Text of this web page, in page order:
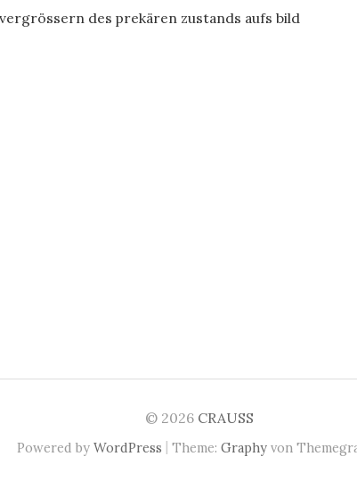
des prekären zustands aufs bild
© 2026 CRAUSS
Powered by WordPress | Theme: Graphyvon